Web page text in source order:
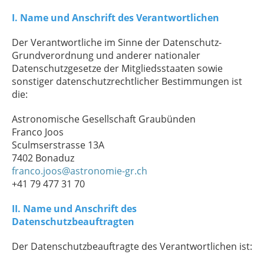
I. Name und Anschrift des Verantwortlichen
Der Verantwortliche im Sinne der Datenschutz-
Grundverordnung und anderer nationaler
Datenschutzgesetze der Mitgliedsstaaten sowie
sonstiger datenschutzrechtlicher Bestimmungen ist
die:
Astronomische Gesellschaft Graubünden
Franco Joos
Sculmserstrasse 13A
7402 Bonaduz
franco.joos@astronomie-gr.ch
+41 79 477 31 70
II. Name und Anschrift des
Datenschutzbeauftragten
Der Datenschutzbeauftragte des Verantwortlichen ist: